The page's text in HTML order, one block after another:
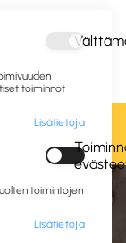
tai
ja säilytys
toiminnot
Lisätietoja
toimintojen
Lisätietoja